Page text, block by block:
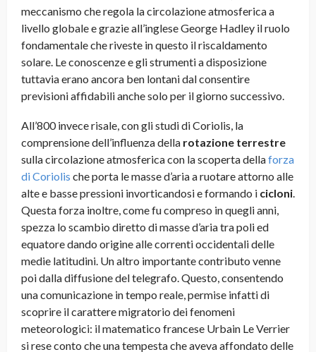
meccanismo che regola la circolazione atmosferica a
livello globale e grazie all’inglese George Hadley il ruolo
fondamentale che riveste in questo il riscaldamento
solare. Le conoscenze e gli strumenti a disposizione
tuttavia erano ancora ben lontani dal consentire
previsioni affidabili anche solo per il giorno successivo.
All’800 invece risale, con gli studi di Coriolis, la
comprensione dell’influenza della rotazione terrestre
sulla circolazione atmosferica con la scoperta dellaforza
di Coriolis che porta le masse d’aria a ruotare attorno alle
alte e basse pressioni invorticandosi e formando i cicloni.
Questa forza inoltre, come fu compreso in quegli anni,
spezza lo scambio diretto di masse d’aria tra poli ed
equatore dando origine alle correnti occidentali delle
medie latitudini. Un altro importante contributo venne
poi dalla diffusione del telegrafo. Questo, consentendo
una comunicazione in tempo reale, permise infatti di
scoprire il carattere migratorio dei fenomeni
meteorologici: il matematico francese Urbain Le Verrier
si rese conto che una tempesta che aveva affondato delle